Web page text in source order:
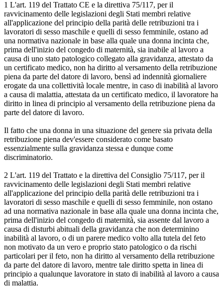
1 L'art. 119 del Trattato CE e la direttiva 75/117, per il
ravvicinamento delle legislazioni degli Stati membri relative
all'applicazione del principio della parità delle retribuzioni tra i
lavoratori di sesso maschile e quelli di sesso femminile, ostano ad
una normativa nazionale in base alla quale una donna incinta che,
prima dell'inizio del congedo di maternità, sia inabile al lavoro a
causa di uno stato patologico collegato alla gravidanza, attestato da
un certificato medico, non ha diritto al versamento della retribuzione
piena da parte del datore di lavoro, bensì ad indennità giornaliere
erogate da una collettività locale mentre, in caso di inabilità al lavoro
a causa di malattia, attestata da un certificato medico, il lavoratore ha
diritto in linea di principio al versamento della retribuzione piena da
parte del datore di lavoro.
Il fatto che una donna in una situazione del genere sia privata della
retribuzione piena dev'essere considerato come basato
essenzialmente sulla gravidanza stessa e dunque come
discriminatorio.
2 L'art. 119 del Trattato e la direttiva del Consiglio 75/117, per il
ravvicinamento delle legislazioni degli Stati membri relative
all'applicazione del principio della parità delle retribuzioni tra i
lavoratori di sesso maschile e quelli di sesso femminile, non ostano
ad una normativa nazionale in base alla quale una donna incinta che,
prima dell'inizio del congedo di maternità, sia assente dal lavoro a
causa di disturbi abituali della gravidanza che non determinino
inabilità al lavoro, o di un parere medico volto alla tutela del feto
non motivato da un vero e proprio stato patologico o da rischi
particolari per il feto, non ha diritto al versamento della retribuzione
da parte del datore di lavoro, mentre tale diritto spetta in linea di
principio a qualunque lavoratore in stato di inabilità al lavoro a causa
di malattia.